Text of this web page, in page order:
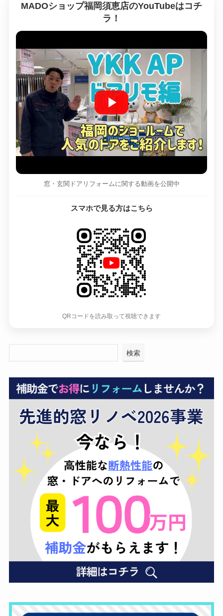
MADOショップ福岡須恵店のYouTubeはコチ
ラ！
窓・玄関ドアリフォームに関する動画を公開中
スマホで見る方はこちら
QRコードを読み取って視聴できます
検索